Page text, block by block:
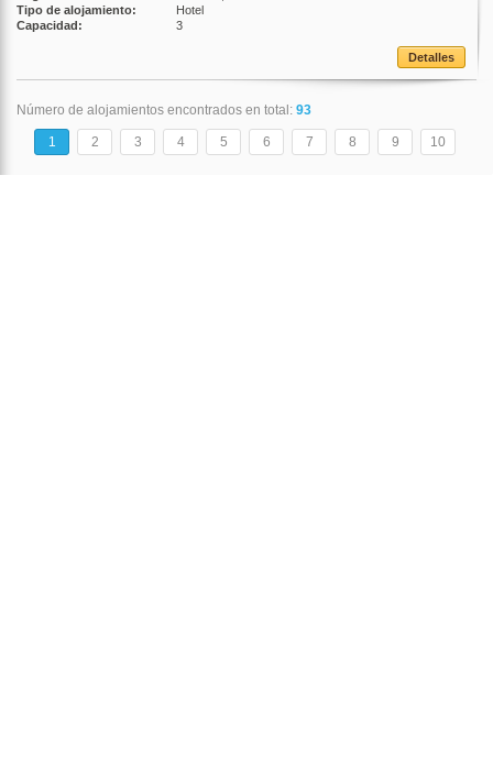
Tipo de alojamiento:
Hotel
Capacidad:
3
Detalles
Número de alojamientos encontrados en total: 93
1 2 3 4 5 6 7 8 9 10